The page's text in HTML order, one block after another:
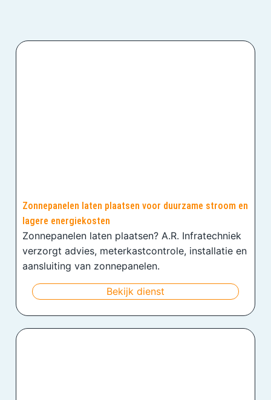
Zonnepanelen laten plaatsen voor duurzame stroom en
lagere energiekosten
Zonnepanelen laten plaatsen? A.R. Infratechniek
verzorgt advies, meterkastcontrole, installatie en
aansluiting van zonnepanelen.
Bekijk dienst